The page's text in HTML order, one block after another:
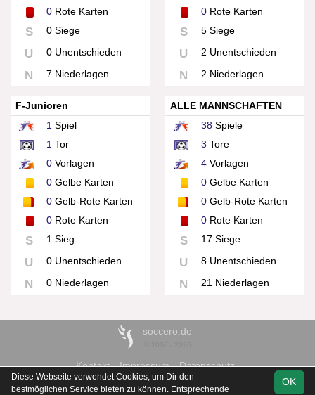
0 Rote Karten
S 0 Siege
U 0 Unentschieden
N 7 Niederlagen
0Rote Karten
S 5 Siege
U 2 Unentschieden
N 2 Niederlagen
F-Junioren
1 Spiel
1 Tor
0 Vorlagen
0 Gelbe Karten
0 Gelb-Rote Karten
0 Rote Karten
S 1 Sieg
U 0 Unentschieden
N 0 Niederlagen
ALLE MANNSCHAFTEN
38 Spiele
3 Tore
4Vorlagen
0Gelbe Karten
0Gelb-Rote Karten
0Rote Karten
S 17 Siege
U 8 Unentschieden
N 21 Niederlagen
soccero.de
Kontakt Impressum
Datenschutz
OK
Diese Webseite verwendet Cookies, um Dir den
bestmöglichen Service bieten zu können. Entsprechende